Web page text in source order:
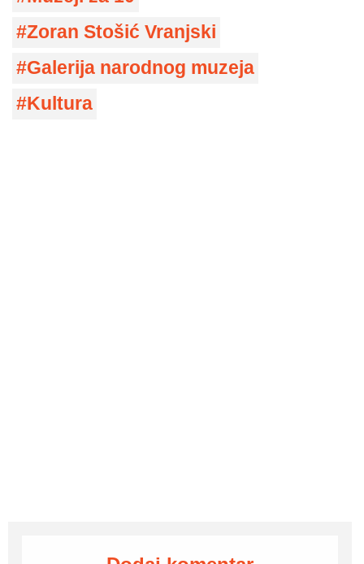
Zoran Stošić Vranjski
Galerija narodnog muzeja
Kultura